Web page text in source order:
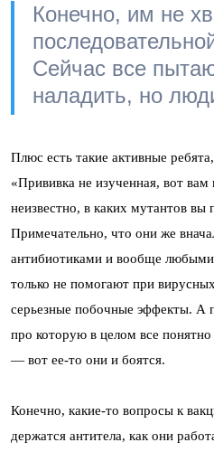
Конечно, им не
Сейчас все
наладить, но
Плюс есть такие активные
«Прививка не изученная, вот
неизвестно, в каких мутантов вы
Примечательно, что они же
антибиотиками и вообще
только не помогают при
серьезные побочные эффекты. А
про которую в целом все
— вот ее-то они и боятся.
Конечно, какие-то вопросы к
держатся антитела, как они